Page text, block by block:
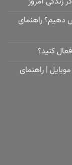
دهیم؟ راهنمای
| راهنمای